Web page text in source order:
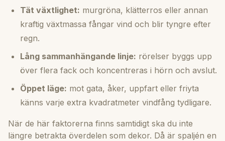
Tät växtlighet: murgröna, klätterros eller annan
kraftig växtmassa fångar vind och blir tyngre efter
regn.
Lång sammanhängande linje: rörelser byggs upp
över flera fack och koncentreras i hörn och avslut.
Öppet läge: mot gata, åker, uppfart eller friyta
känns varje extra kvadratmeter vindfång tydligare.
När de här faktorerna finns samtidigt ska du inte
längre betrakta överdelen som dekor. Då är spaljén en